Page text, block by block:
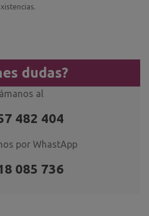
dudas?
al
482 404
por WhastApp
085 736